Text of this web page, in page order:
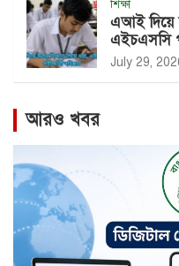
শিক্ষা
এআই দিয়ে
এইচএসসি
July 29,
আরও খবর